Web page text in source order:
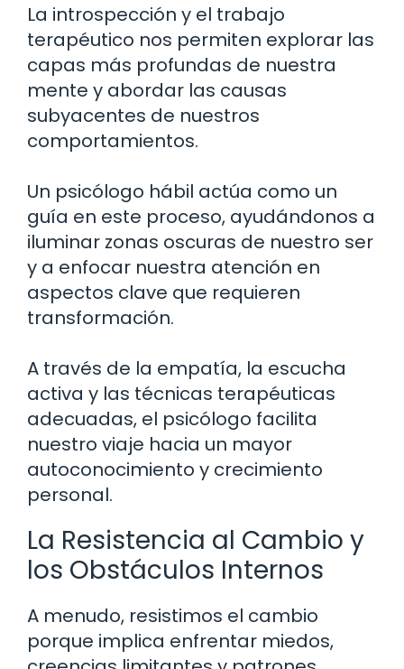
La introspección y el trabajo
terapéutico nos permiten explorar las
capas más profundas de nuestra
mente y abordar las causas
subyacentes de nuestros
comportamientos.
Un psicólogo hábil actúa como un
guía en este proceso, ayudándonos a
iluminar zonas oscuras de nuestro ser
y a enfocar nuestra atención en
aspectos clave que requieren
transformación.
A través de la empatía, la escucha
activa y las técnicas terapéuticas
adecuadas, el psicólogo facilita
nuestro viaje hacia un mayor
autoconocimiento y crecimiento
personal.
La Resistencia al Cambio y
los Obstáculos Internos
A menudo, resistimos el cambio
porque implica enfrentar miedos,